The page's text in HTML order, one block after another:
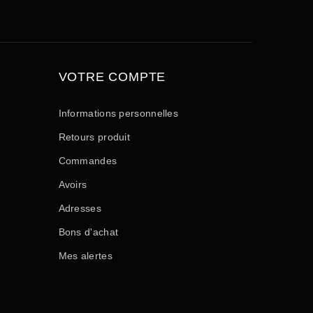
VOTRE COMPTE
Informations personnelles
Retours produit
Commandes
Avoirs
Adresses
Bons d'achat
Mes alertes